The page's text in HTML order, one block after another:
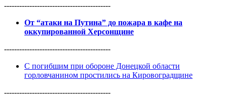
------------------------------------------
От “атаки на Путина” до пожара в кафе на
оккупированной Херсонщине
------------------------------------------
С погибшим при обороне Донецкой области
горловчанином простились на Кировоградщине
------------------------------------------